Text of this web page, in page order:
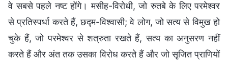
वे सबसे पहले नष्ट होंगे। मसीह-विरोधी, जो रुतबे के लिए परमेश्वर
से प्रतिस्पर्धा करते हैं, छद्म-विश्वासी; वे लोग, जो सत्य से विमुख हो
चुके हैं, जो परमेश्वर से शत्रुता रखते हैं, सत्य का अनुसरण नहीं
करते हैं और अंत तक उसका विरोध करते हैं और जो सृजित प्राणियों